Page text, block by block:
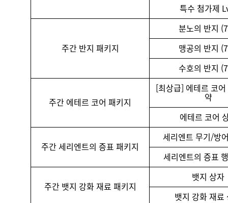
특수 첨가제
주간 반지 패키지
분노의 반지
맹공의 반지
수호의 반지
주간 에테르 코어 패키지
[최상급] 에테르 코
약
에테르 코어
주간 세리엔트의 증표 패키지
세리엔트 무기/방
세리엔트의 증표
주간 뱃지 강화 재료 패키지
뱃지 상자
뱃지 강화 재료